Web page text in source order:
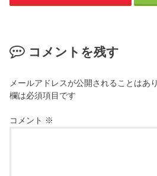
コメントを残す
メールアドレスが公開されることはあ
欄は必須項目です
コメント ※